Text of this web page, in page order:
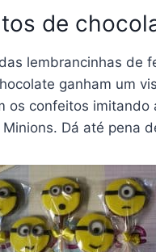
de
lembrancinhas de
ganham um
os confeitos imitando
Dá até pena